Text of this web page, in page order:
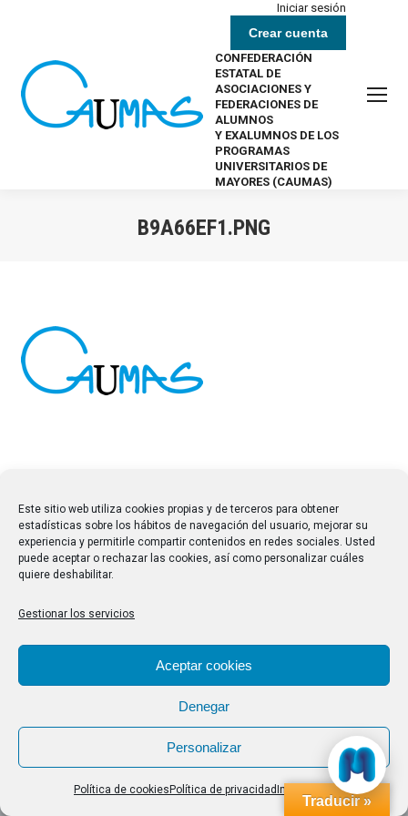
Este sitio web utiliza cookies propias y de terceros para obtener
estadísticas sobre los hábitos de navegación del usuario, mejorar su
experiencia y permitirle compartir contenidos en redes sociales. Usted
puede aceptar o rechazar las cookies, así como personalizar cuáles
quiere deshabilitar.
Gestionar los servicios
Aceptar cookies
Denegar
Personalizar
Política de cookies Política de privacidad Impressum
Iniciar sesión
Crear cuenta
CONFEDERACIÓN
ESTATAL DE
ASOCIACIONES Y
FEDERACIONES DE
ALUMNOS
Y EXALUMNOS DE LOS
PROGRAMAS
UNIVERSITARIOS DE
MAYORES (CAUMAS)
B9A66EF1.PNG
Traducir »